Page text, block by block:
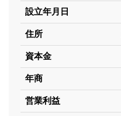
設立年月日
住所
資本金
年商
営業利益